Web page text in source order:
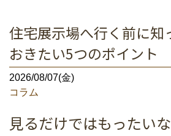
住宅展示場へ行く前に知
おきたい5つのポイント
2026/08/07(金)
コラム
見るだけではもったい